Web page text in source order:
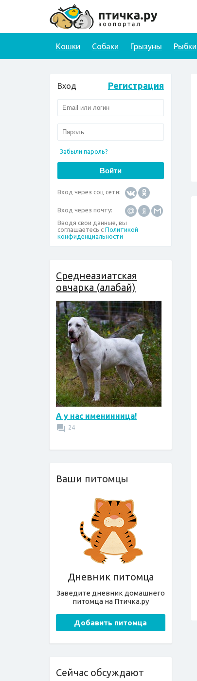
Кошки Собаки Грызуны Рыбки
Вход Регистрация
Забыли пароль?
Вход через соц сети:
Вход через почту:
Вводя свои данные, вы
соглашаетесь с Политикой
конфиденциальности
Среднеазиатская
овчарка (алабай)
А у нас именинница!
24
Ваши питомцы
Дневник питомца
Заведите дневник домашнего
питомца на Птичка.ру
Добавить питомца
Сейчас обсуждают